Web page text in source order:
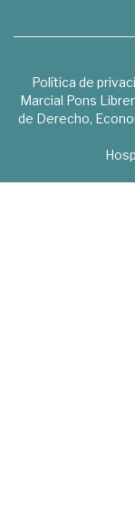
Política de
Marcial Pons
de Derecho,